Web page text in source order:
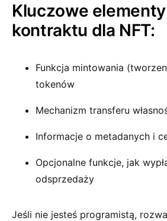
Kluczowe
kontraktu dla NFT:
Funkcja mintowania
tokenów
Mechanizm transferu
Informacje o metadanych i
Opcjonalne funkcje, jak
odsprzedaży
Jeśli nie jesteś programistą,